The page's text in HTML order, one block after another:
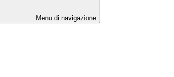
Menu di navigazione